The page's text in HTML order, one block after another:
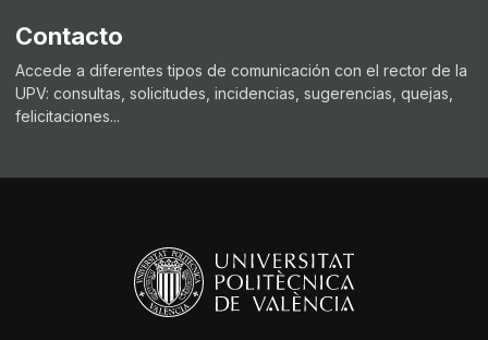
Contacto
Accede a diferentes tipos de comunicación con el rector de la
UPV: consultas, solicitudes, incidencias, sugerencias, quejas,
felicitaciones...